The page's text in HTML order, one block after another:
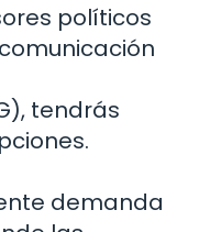
políticos
tendrás
demanda